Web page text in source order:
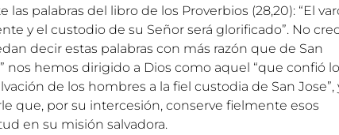
las palabras del libro de los Proverbios (28,20): “El
y el custodio de su Señor será glorificado”. No
decir estas palabras con más razón que de San
nos hemos dirigido a Dios como aquel “que confió
de los hombres a la fiel custodia de San Jose”,
que, por su intercesión, conserve fielmente esos
en su misión salvadora.